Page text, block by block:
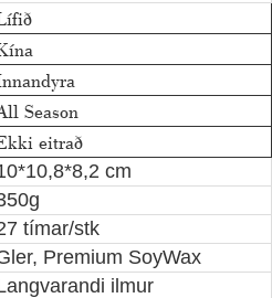
Season
eitrað
cm
tímar/stk
Premium SoyWax
ilmur